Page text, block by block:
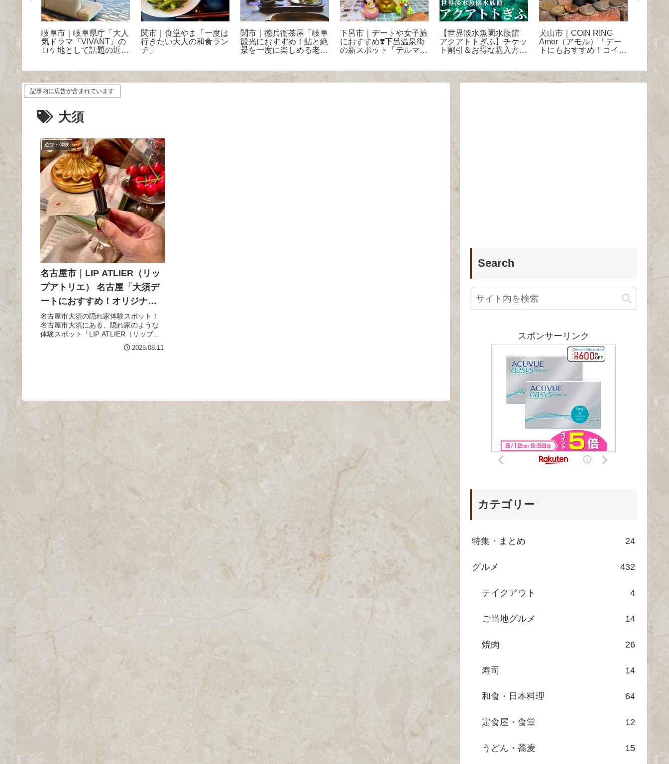
ルメ
岐阜市｜岐阜県庁「大人
気ドラマ『VIVANT』の
ロケ地として話題の近代
関市｜食堂やま「一度は
行きたい大人の和食ラン
チ」
関市｜徳兵衛茶屋「岐阜
観光におすすめ！鮎と絶
景を一度に楽しめる老
下呂市｜デートや女子旅
におすすめ❣️下呂温泉街
の新スポット「テルマエ
【世界淡水魚園水族館
アクアトトぎふ】チケッ
ト割引＆お得な購入方法
全ガイド
犬山市｜COIN RING
Amor（アモル）「デー
トにもおすすめ！コイン
国で
記事内に広告が含まれています
大須
遊び・体験
名古屋市｜LIP ATLIER（リッ
プアトリエ） 名古屋「大須デ
ートにおすすめ！オリジナル
リップ作り体験レポ」
名古屋市大須の隠れ家体験スポット！
名古屋市大須にある、隠れ家のような
体験スポット「LIP ATLIER（リップア
トリエ）」さん。韓国や香港で大人気
の手作りリップ体験がついに名古屋に
2025.08.11
Search
スポンサーリンク
カテゴリー
特集・まとめ 24
グルメ 432
テイクアウト 4
ご当地グルメ 14
焼肉 26
寿司 14
和食・日本料理 64
定食屋・食堂 12
うどん・蕎麦 15